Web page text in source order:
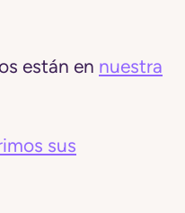
están en nuestra
sus